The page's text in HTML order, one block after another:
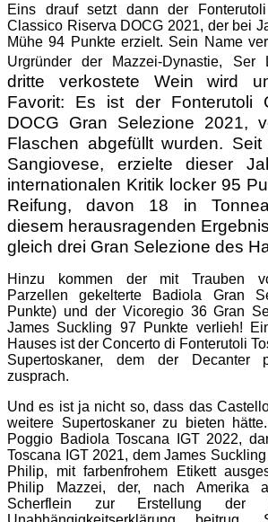
Eins drauf setzt dann der
Classico Riserva DOCG 2021, der bei
Mühe 94 Punkte erzielt. Sein Name
Urgründer der Mazzei-Dynastie, Ser
dritte verkostete Wein wird
Favorit: Es ist der Fonterutoli
DOCG Gran Selezione 2021,
Flaschen abgefüllt wurden.
Sangiovese, erzielte dieser
internationalen Kritik locker 95
Reifung, davon 18 in
diesem herausragenden
gleich drei Gran Selezione des
Hinzu kommen der mit Trauben
Parzellen gekelterte Badiola Gran
Punkte) und der Vicoregio 36 Gran
James Suckling 97 Punkte verlieh!
Hauses ist der Concerto di Fonterutoli
Supertoskaner, dem der Decanter
zusprach.
Und es ist ja nicht so, dass das
weitere Supertoskaner zu bieten
Poggio Badiola Toscana IGT 2022,
Toscana IGT 2021, dem James
Philip, mit farbenfrohem Etikett
Philip Mazzei, der, nach Amerika
Scherflein zur Erstellung der